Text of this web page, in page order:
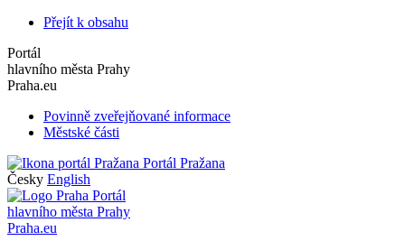
Přejít k obsahu
Portál
hlavního města Prahy
Praha.eu
Povinně zveřejňované informace
Městské části
Portál Pražana
Česky English
Portál
hlavního města Prahy
Praha.eu